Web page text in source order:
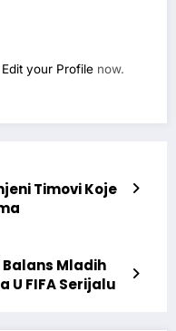
Edit your Profile now.
Timovi Koje
Mladih
U FIFA Serijalu